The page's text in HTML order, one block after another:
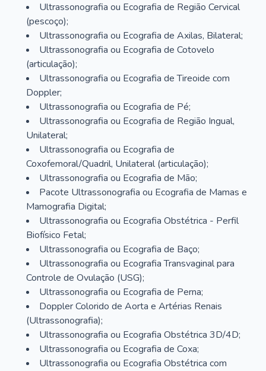
Ultrassonografia ou Ecografia de Região Cervical
(pescoço);
Ultrassonografia ou Ecografia de Axilas, Bilateral;
Ultrassonografia ou Ecografia de Cotovelo
(articulação);
Ultrassonografia ou Ecografia de Tireoide com
Doppler;
Ultrassonografia ou Ecografia de Pé;
Ultrassonografia ou Ecografia de Região Ingual,
Unilateral;
Ultrassonografia ou Ecografia de
Coxofemoral/Quadril, Unilateral (articulação);
Ultrassonografia ou Ecografia de Mão;
Pacote Ultrassonografia ou Ecografia de Mamas e
Mamografia Digital;
Ultrassonografia ou Ecografia Obstétrica - Perfil
Biofísico Fetal;
Ultrassonografia ou Ecografia de Baço;
Ultrassonografia ou Ecografia Transvaginal para
Controle de Ovulação (USG);
Ultrassonografia ou Ecografia de Perna;
Doppler Colorido de Aorta e Artérias Renais
(Ultrassonografia);
Ultrassonografia ou Ecografia Obstétrica 3D/4D;
Ultrassonografia ou Ecografia de Coxa;
Ultrassonografia ou Ecografia Obstétrica com